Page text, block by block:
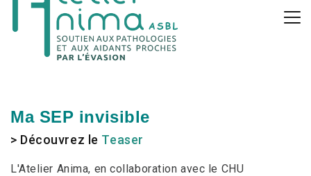
Ma SEP invisible
> Découvrez le Teaser
L'Atelier Anima, en collaboration avec le CHU